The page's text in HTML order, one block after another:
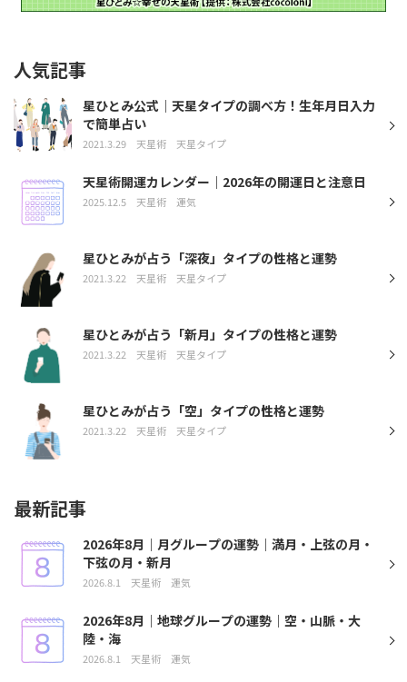
人気記事
星ひとみ公式｜天星タイプの調べ方！生年月日入力
で簡単占い
2021.3.29 天星術 天星タイプ
天星術開運カレンダー｜2026年の開運日と注意日
2025.12.5 天星術 運気
星ひとみが占う「深夜」タイプの性格と運勢
2021.3.22 天星術 天星タイプ
星ひとみが占う「新月」タイプの性格と運勢
2021.3.22 天星術 天星タイプ
星ひとみが占う「空」タイプの性格と運勢
2021.3.22 天星術 天星タイプ
最新記事
2026年8月｜月グループの運勢｜満月・上弦の月・
下弦の月・新月
2026.8.1 天星術 運気
2026年8月｜地球グループの運勢｜空・山脈・大
陸・海
2026.8.1 天星術 運気